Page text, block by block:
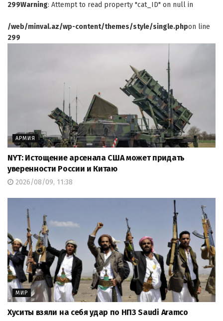
299Warning: Attempt to read property "cat_ID" on null in
/web/minval.az/wp-content/themes/style/single.phpon line
299
АРМИЯ
NYT: Истощение арсенала США может придать
уверенности России и Китаю
2026/08/09, 11:38
МИР
Хуситы взяли на себя удар по НПЗ Saudi Aramco